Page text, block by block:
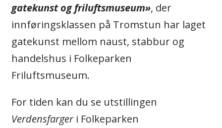
gatekunst og friluftsmuseum», der
innføringsklassen på Tromstun har laget
gatekunst mellom naust, stabbur og
handelshus i Folkeparken
Friluftsmuseum.
For tiden kan du se utstillingen
Verdensfargeri Folkeparken